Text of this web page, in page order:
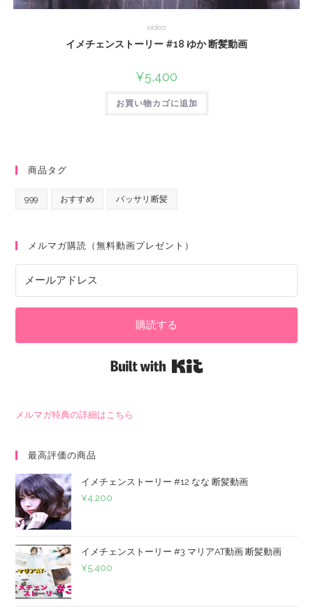
video
イメチェンストーリー #18 ゆか 断髪動画
¥5,400
お買い物カゴに追加
商品タグ
999 おすすめ バッサリ断髪
メルマガ購読（無料動画プレゼント）
購読する
メルマガ特典の詳細はこちら
最高評価の商品
イメチェンストーリー #12 なな 断髪動画
¥4,200
イメチェンストーリー #3 マリアAT動画 断髪動画
¥5,400